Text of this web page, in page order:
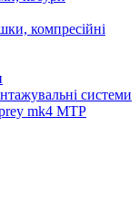
компресійні
системи
mk4 MTP